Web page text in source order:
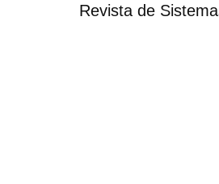
Revista de